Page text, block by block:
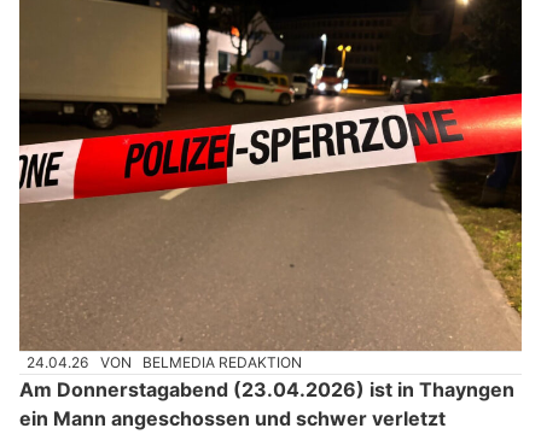
24.04.26 VON BELMEDIA REDAKTION
Am Donnerstagabend (23.04.2026) ist in Thayngen
ein Mann angeschossen und schwer verletzt